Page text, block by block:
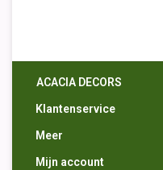
ACACIA DECORS
Klantenservice
Meer
Mijn account